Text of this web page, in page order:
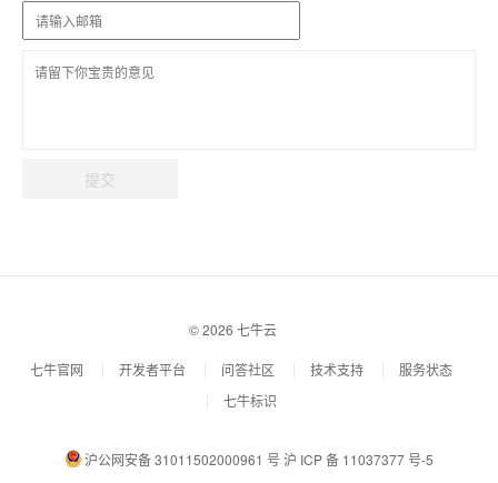
提交
© 2026 七牛云
七牛官网 开发者平台 问答社区 技术支持
服务状态
七牛标识
沪公网安备 31011502000961 号 沪 ICP 备 11037377 号-5